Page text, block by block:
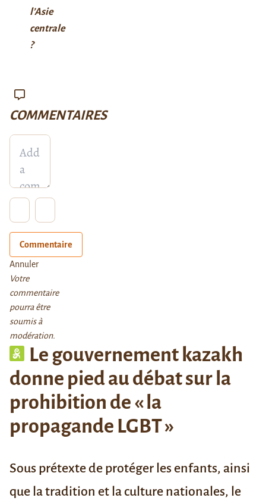
Le gouvernement kazakh
donne pied au débat sur la
prohibition de « la
propagande LGBT »
Sous prétexte de protéger les enfants, ainsi
que la tradition et la culture nationales, le
l’Asie
centrale
?
COMMENTAIRES
Commentaire
Annuler
Votre
commentaire
pourra être
soumis à
modération.